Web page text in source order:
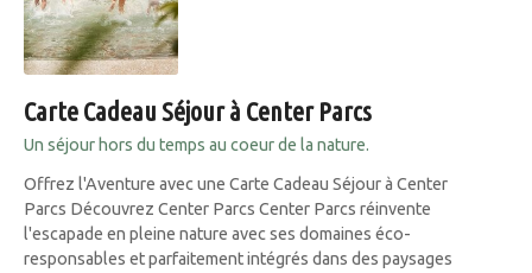
Carte Cadeau Séjour à Center Parcs
Un séjour hors du temps au coeur de la nature.
Offrez l'Aventure avec une Carte Cadeau Séjour à Center
Parcs Découvrez Center Parcs Center Parcs réinvente
l'escapade en pleine nature avec ses domaines éco-
responsables et parfaitement intégrés dans des paysages